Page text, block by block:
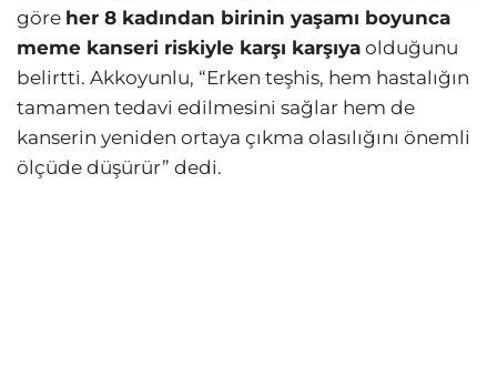
göre her 8 kadından birinin yaşamı boyunca
meme kanseri riskiyle karşı karşıya olduğunu
belirtti. Akkoyunlu, “Erken teşhis, hem hastalığın
tamamen tedavi edilmesini sağlar hem de
kanserin yeniden ortaya çıkma olasılığını önemli
ölçüde düşürür” dedi.